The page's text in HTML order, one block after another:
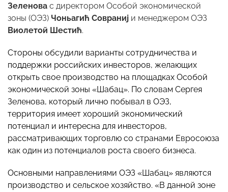
Зеленова с директором Особой экономической
зоны (ОЭЗ) Чоньагић Совраниј и менеджером ОЭЗ
Виолетой Шестић.
Стороны обсудили варианты сотрудничества и
поддержки российских инвесторов, желающих
открыть свое производство на площадках Особой
экономической зоны «Шабац». По словам Сергея
Зеленова, который лично побывал в ОЭЗ,
территория имеет хороший экономический
потенциал и интересна для инвесторов,
рассматривающих торговлю со странами Евросоюза
как один из потенциалов роста своего бизнеса.
Основными направлениями ОЭЗ «Шабац» являются
производство и сельское хозяйство. «В данной зоне